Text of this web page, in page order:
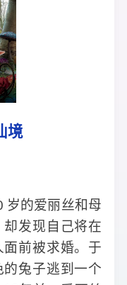
境
岁的爱丽丝和母
发现自己将在
前被求婚。于
兔子逃到一个